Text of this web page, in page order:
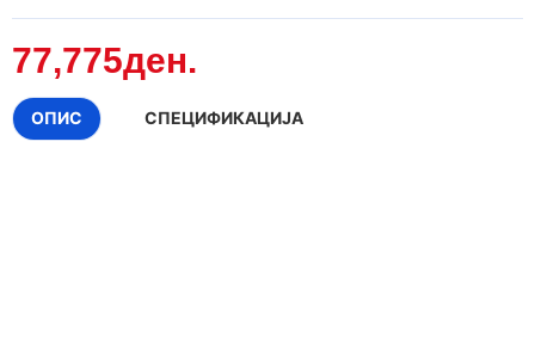
77,775ден.
ОПИС СПЕЦИФИКАЦИЈА